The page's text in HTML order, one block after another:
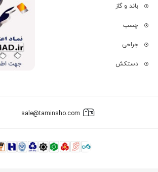
باند و گاز
چسب
جراحی
دستکش
sale@taminsho.com